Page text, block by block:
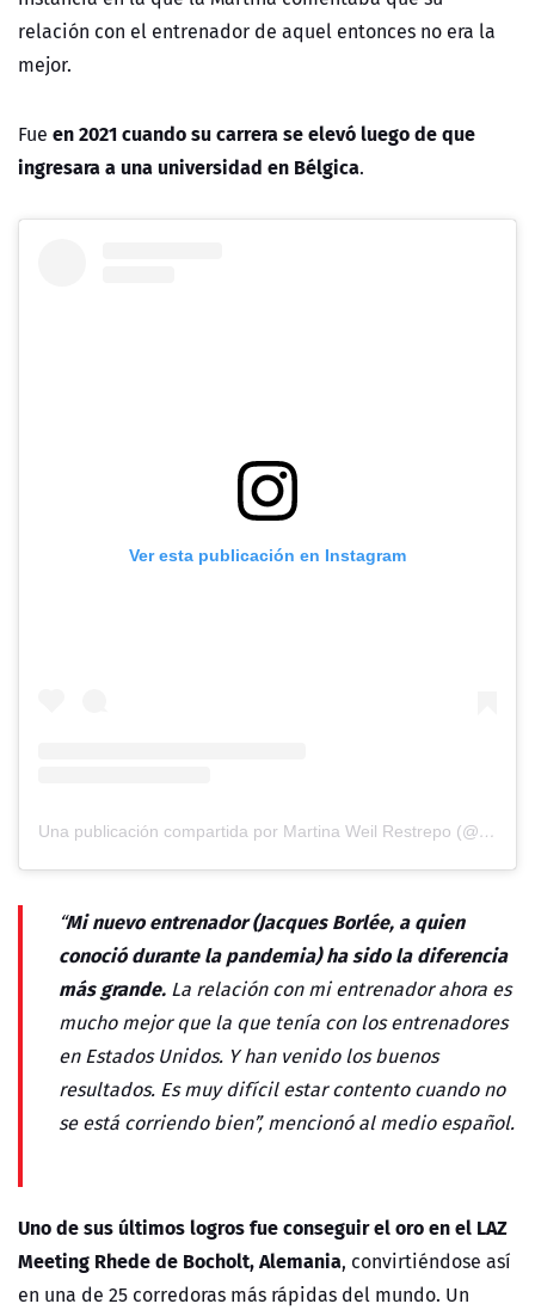
relación con el entrenador de aquel entonces no era la
mejor.
Fue en 2021 cuando su carrera se elevó luego de que
ingresara a una universidad en Bélgica.
Ver esta publicación en Instagram
Una publicación compartida por Martina Weil Restrepo (@martinaweil)
“Mi nuevo entrenador (Jacques Borlée, a quien
conoció durante la pandemia) ha sido la diferencia
más grande. La relación con mi entrenador ahora es
mucho mejor que la que tenía con los entrenadores
en Estados Unidos. Y han venido los buenos
resultados. Es muy difícil estar contento cuando no
se está corriendo bien”, mencionó al medio español.
Uno de sus últimos logros fue conseguir el oro en el LAZ
Meeting Rhede de Bocholt,Alemania, convirtiéndose así
en una de 25 corredoras más rápidas del mundo. Un